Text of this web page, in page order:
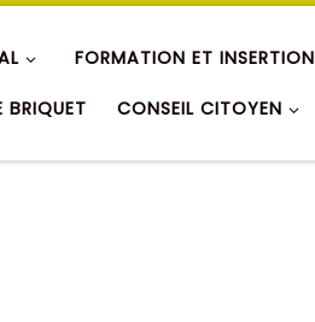
FORMATION ET INSERTION
BRIQUET CONSEIL CITOYEN